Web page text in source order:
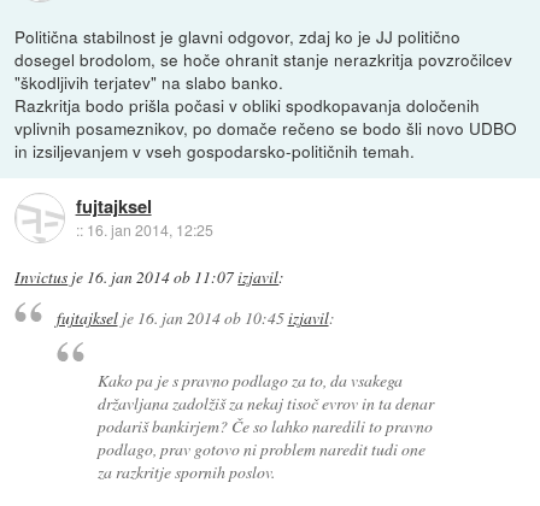
Politična stabilnost je glavni odgovor, zdaj ko je JJ politično
dosegel brodolom, se hoče ohranit stanje nerazkritja povzročilcev
"škodljivih terjatev" na slabo banko.
Razkritja bodo prišla počasi v obliki spodkopavanja določenih
vplivnih posameznikov, po domače rečeno se bodo šli novo UDBO
in izsiljevanjem v vseh gospodarsko-političnih temah.
fujtajksel
:: 16. jan 2014, 12:25
Invictus je 16. jan 2014 ob 11:07izjavil:
fujtajkselje 16. jan 2014 ob 10:45izjavil:
Kako pa je s pravno podlago za to, da vsakega
državljana zadolžiš za nekaj tisoč evrov in ta denar
podariš bankirjem? Če so lahko naredili to pravno
podlago, prav gotovo ni problem naredit tudi one
za razkritje spornih poslov.